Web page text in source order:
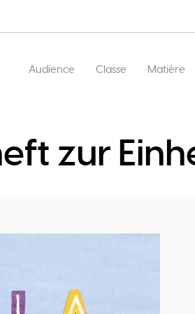
Main
Audience Classe Matière
zur